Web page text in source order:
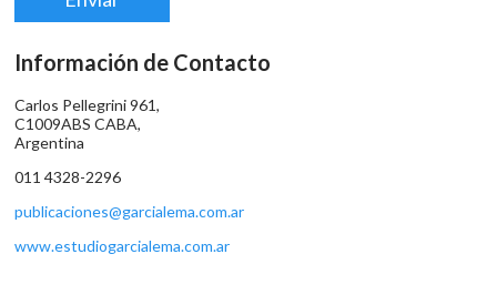
Información de Contacto
Carlos Pellegrini 961,
C1009ABS CABA,
Argentina
011 4328-2296
publicaciones@garcialema.com.ar
www.estudiogarcialema.com.ar